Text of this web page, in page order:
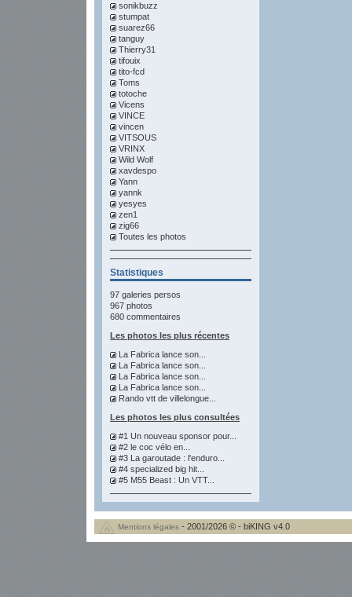
sonikbuzz
stumpat
suarez66
tanguy
Thierry31
tifouix
tito-fcd
Toms
totoche
Vicens
VINCE
vincen
VITSOUS
VRINX
Wild Wolf
xavdespo
Yann
yannk
yesyes
zen1
zig66
Toutes les photos
Statistiques
97 galeries persos
967 photos
680 commentaires
Les photos les plus récentes
La Fabrica lance son...
La Fabrica lance son...
La Fabrica lance son...
La Fabrica lance son...
Rando vtt de villelongue...
Les photos les plus consultées
#1 Un nouveau sponsor pour...
#2 le coc vélo en...
#3 La garoutade : l'enduro...
#4 specialized big hit...
#5 M55 Beast : Un VTT...
Mentions légales - 2001/2026 © - biKING v4.0